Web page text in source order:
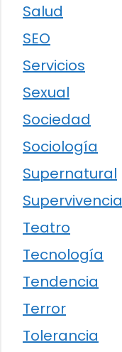
Salud
SEO
Servicios
Sexual
Sociedad
Sociología
Supernatural
Supervivencia
Teatro
Tecnología
Tendencia
Terror
Tolerancia